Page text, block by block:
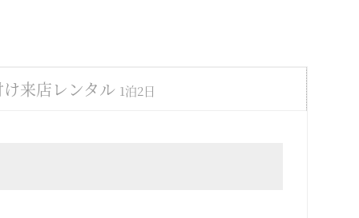
来店レンタル 1泊2日